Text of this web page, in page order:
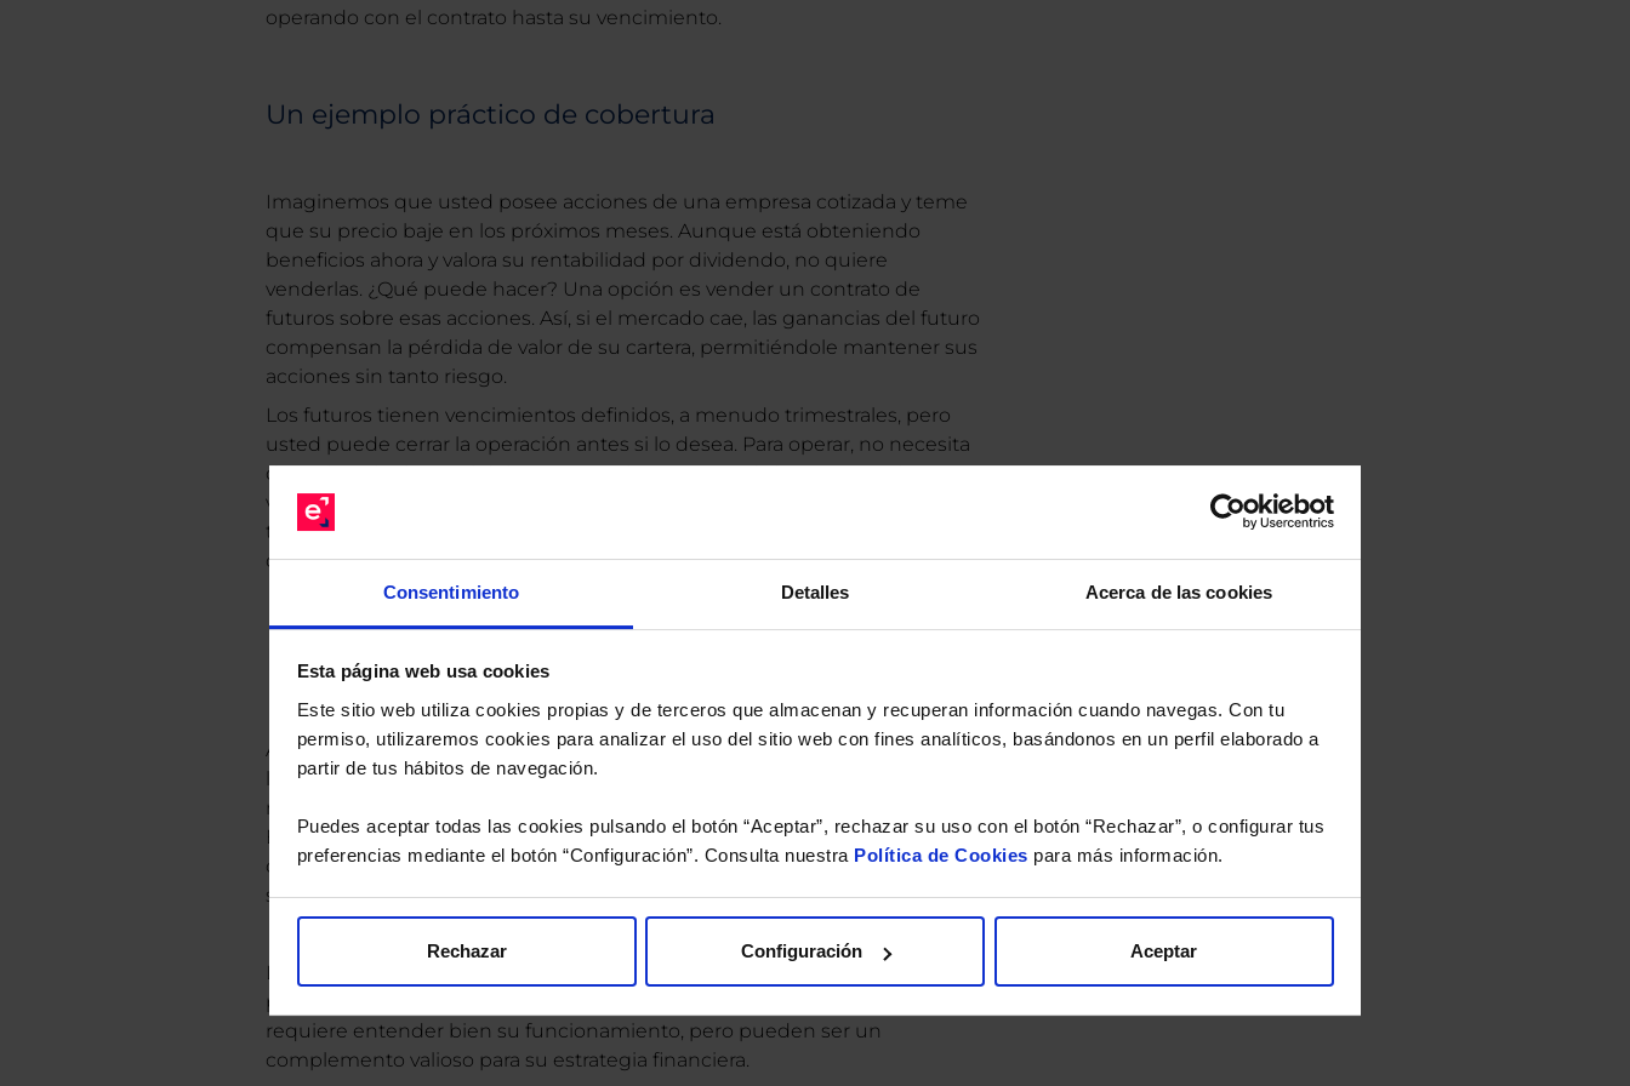
Consentimiento Detalles Acerca de las cookies
Esta página web usa cookies
Este sitio web utiliza cookies propias y de terceros que almacenan y recuperan información cuando navegas. Con tu
permiso, utilizaremos cookies para analizar el uso del sitio web con fines analíticos, basándonos en un perfil elaborado a
partir de tus hábitos de navegación.
Puedes aceptar todas las cookies pulsando el botón “Aceptar”, rechazar su uso con el botón “Rechazar”, o configurar tus
preferencias mediante el botón “Configuración”. Consulta nuestra Política de Cookies para más información.
Rechazar Configuración Aceptar
operando con el contrato hasta su vencimiento.
Un ejemplo práctico de cobertura
Imaginemos que usted posee acciones de una empresa cotizada y teme
que su precio baje en los próximos meses. Aunque está obteniendo
beneficios ahora y valora su rentabilidad por dividendo, no quiere
venderlas. ¿Qué puede hacer? Una opción es vender un contrato de
futuros sobre esas acciones. Así, si el mercado cae, las ganancias del futuro
compensan la pérdida de valor de su cartera, permitiéndole mantener sus
acciones sin tanto riesgo.
Los futuros tienen vencimientos definidos, a menudo trimestrales, pero
usted puede cerrar la operación antes si lo desea. Para operar, no necesita
depositar el valor total del contrato, solo una garantía (un porcentaje que
varía según el bróker). Eso sí, las liquidaciones son diarias: si el precio sube
tras vender el futuro, deberá aportar más garantías; si baja, recuperará parte
de la diferencia como beneficio.
Derivados más allá de los futuros
Aunque los futuros son un tipo destacado de productos derivados, no son
los únicos. Existen otros instrumentos que también permiten cubrir
riesgos o especular, adaptándose a diferentes necesidades de inversión.
En EBN Banco, ofrecemos soluciones para que usted explore estas
opciones según su perfil, ya sea a través de nuestragestión patrimonialo
servicios de inversión.
Los productos derivados, como los futuros, son herramientas versátiles
para gestionar riesgos o buscar oportunidades en el mercado. Su uso
requiere entender bien su funcionamiento, pero pueden ser un
complemento valioso para su estrategia financiera.